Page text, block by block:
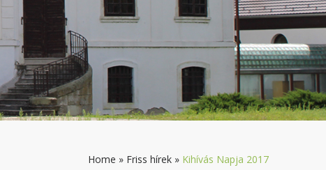
Home » Friss hírek » Kihívás Napja 2017